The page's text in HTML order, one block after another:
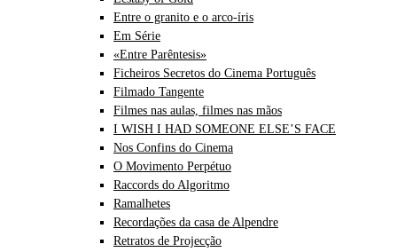
Entre o granito e o arco-íris
Em Série
«Entre Parêntesis»
Ficheiros Secretos do Cinema Português
Filmado Tangente
Filmes nas aulas, filmes nas mãos
I WISH I HAD SOMEONE ELSE’S FACE
Nos Confins do Cinema
O Movimento Perpétuo
Raccords do Algoritmo
Ramalhetes
Recordações da casa de Alpendre
Retratos de Projecção